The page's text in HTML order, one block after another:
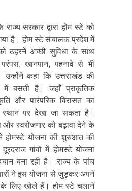
सरकार द्वारा होम स्टे को
है। होम स्टे संचालक प्रदेश में
ठहरने अच्छी सुविधा के साथ
खानपान, पहनावे से भी
कहा कि उत्तराखंड की
में बसती है। जहाँ प्राकृतिक
और पारंपरिक विरासत का
पर देखा जा सकता है।
और स्वरोजगार को बढ़ावा देने के
होमस्टे योजना की शुरुआत की
गांवों में होमस्टे योजना
बना रही है। राज्य के पांच
ने इस योजना से जुड़कर अपने
के लिए खोले हैं। होम स्टे चलाने